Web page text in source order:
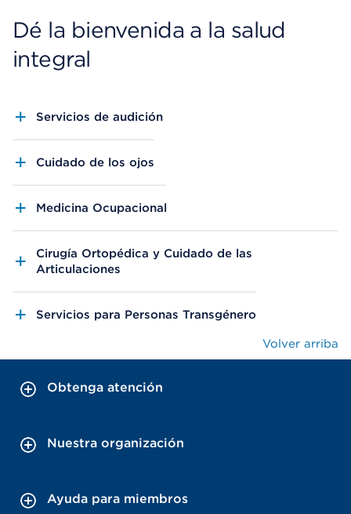
Dé la bienvenida a la salud
integral
Servicios de audición
Cuidado de los ojos
Medicina Ocupacional
Cirugía Ortopédica y Cuidado de las
Articulaciones
Servicios para Personas Transgénero
Volver arriba
Obtenga atención
Nuestra organización
Ayuda para miembros